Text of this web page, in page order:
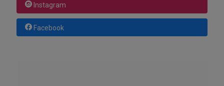
Instagram
Facebook